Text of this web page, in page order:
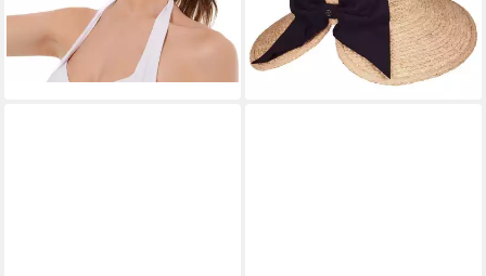
-61%
lieferbar - in 5-6 Werktagen bei dir
+4
lieferbar - in 3-4 Werktagen bei dir